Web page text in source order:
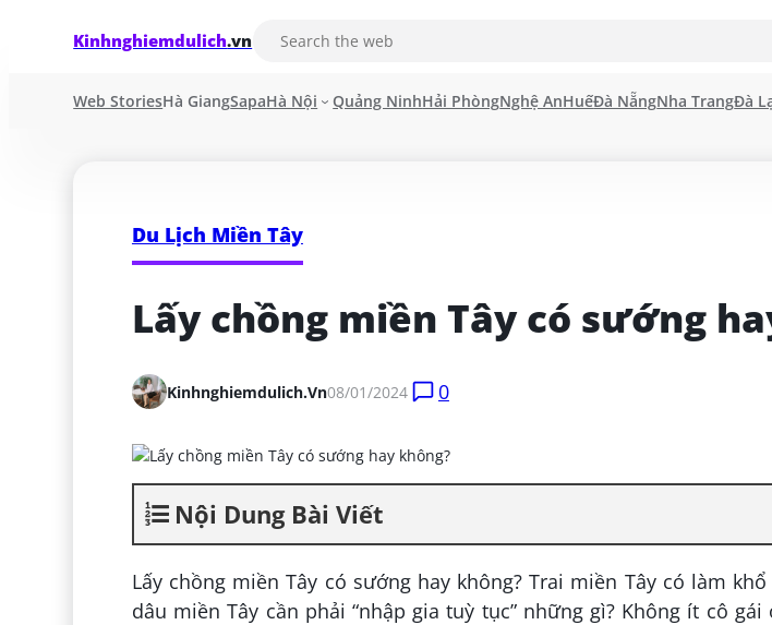
Kinhnghiemdulich.vn
Web StoriesHà GiangSapaHà Nội Quảng NinhHải PhòngNghệ AnHuếĐà NẵngNha TrangĐà
Du Lịch Miền Tây
Lấy chồng miền Tây có sướng
Kinhnghiemdulich.vn08/01/2024 0
Nội Dung Bài Viết
Lấy chồng miền Tây có sướng hay không? Trai miền Tây có làm
dâu miền Tây cần phải “nhập gia tuỳ tục” những gì? Không ít cô